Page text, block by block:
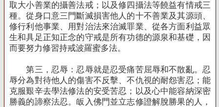
取大小善業的攝善法戒；以及修四攝法等饒益有情戒三
種。從身口意三門斷滅損害他人的十不善業及其源頭、
修行利他事業、用對治法來治滅罪業、從各方面利益眾
生和具足正知正念的守戒是所有功德的源泉和基礎，因
而要努力修習持戒波羅蜜多法。
第三，忍辱：忍辱就是忍受痛苦屈辱和不散亂。忍
辱分為對待他人的傷害不反擊、不仇視的耐怨害忍；能
克服艱辛去學法修法的安受苦忍；以及心中能容納深密
勝義的諦察法忍。皈入佛門並立志修證解脫勝果的人，